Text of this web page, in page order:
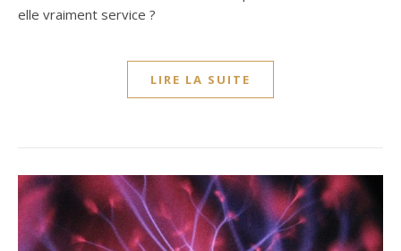
elle vraiment service ?
LIRE LA SUITE